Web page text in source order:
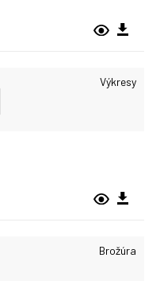
Výkresy
Brožúra